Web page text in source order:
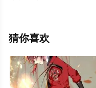
帅,Xing,Chao等演员精
动漫全集就上西瓜影视
猜你喜欢